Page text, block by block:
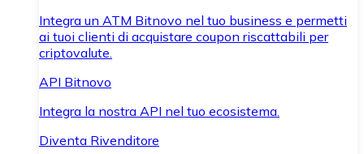
Integra un ATM Bitnovo nel tuo business e permetti
ai tuoi clienti di acquistare coupon riscattabili per
criptovalute.
API Bitnovo
Integra la nostra API nel tuo ecosistema.
Diventa Rivenditore